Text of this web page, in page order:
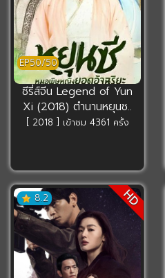
EP50/50
ซีรี่ส์จีน Legend of Yun
Xi (2018) ตำนานหยุนซ..
[ 2018 ] เข้าชม 4361 ครั้ง
8.2 HD